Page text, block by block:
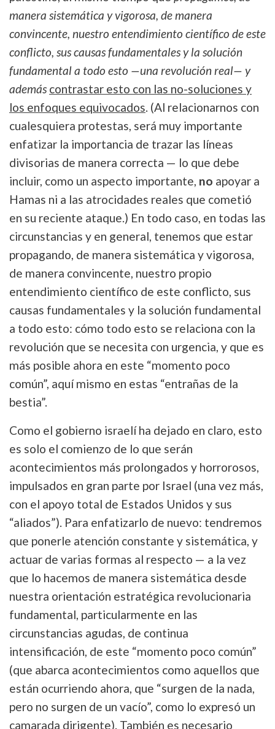
manera sistemática y vigorosa, de manera
convincente, nuestro entendimiento científico de este
conflicto, sus causas fundamentales y la solución
fundamental a todo esto —una revolución real— y
ademáscontrastar esto con las no-soluciones y
los enfoques equivocados. (Al relacionarnos con
cualesquiera protestas, será muy importante
enfatizar la importancia de trazar las líneas
divisorias de manera correcta — lo que debe
incluir, como un aspecto importante, no apoyar a
Hamas ni a las atrocidades reales que cometió
en su reciente ataque.) En todo caso, en todas las
circunstancias y en general, tenemos que estar
propagando, de manera sistemática y vigorosa,
de manera convincente, nuestro propio
entendimiento científico de este conflicto, sus
causas fundamentales y la solución fundamental
a todo esto: cómo todo esto se relaciona con la
revolución que se necesita con urgencia, y que es
más posible ahora en este “momento poco
común”, aquí mismo en estas “entrañas de la
bestia”.
Como el gobierno israelí ha dejado en claro, esto
es solo el comienzo de lo que serán
acontecimientos más prolongados y horrorosos,
impulsados en gran parte por Israel (una vez más,
con el apoyo total de Estados Unidos y sus
“aliados”). Para enfatizarlo de nuevo: tendremos
que ponerle atención constante y sistemática, y
actuar de varias formas al respecto — a la vez
que lo hacemos de manera sistemática desde
nuestra orientación estratégica revolucionaria
fundamental, particularmente en las
circunstancias agudas, de continua
intensificación, de este “momento poco común”
(que abarca acontecimientos como aquellos que
están ocurriendo ahora, que “surgen de la nada,
pero no surgen de un vacío”, como lo expresó un
camarada dirigente). También es necesario